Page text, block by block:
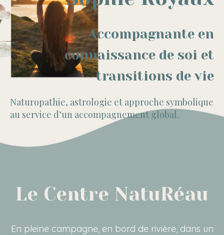
Accompagnante en
connaissance de soi et
transitions de vie
Naturopathie, astrologie et approche symbolique
au service d’un accompagnement global.
Le Centre NatuRéau
En pleine campagne, en bord de rivière, dans un